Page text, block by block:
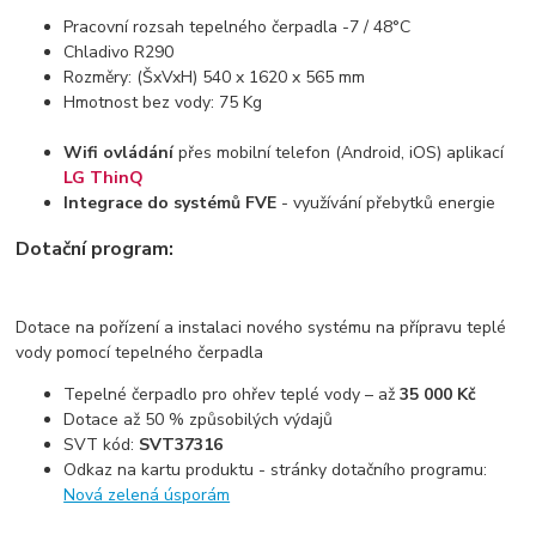
Pracovní rozsah tepelného čerpadla -7 / 48°C
Chladivo R290
Rozměry: (ŠxVxH) 540 x 1620 x 565 mm
Hmotnost bez vody: 75 Kg
Wifi ovládánípřes mobilní telefon (Android, iOS) aplikací
LG ThinQ
Integrace do systémů FVE - využívání přebytků energie
Dotační program:
Dotace na pořízení a instalaci nového systému na přípravu teplé
vody pomocí tepelného čerpadla
Tepelné čerpadlo pro ohřev teplé vody – až35 000 Kč
Dotace až 50 % způsobilých výdajů
SVT kód: SVT37316
Odkaz na kartu produktu - stránky dotačního programu:
Nová zelená úsporám